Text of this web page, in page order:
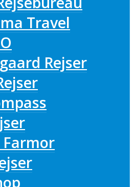
Travel
Rejser